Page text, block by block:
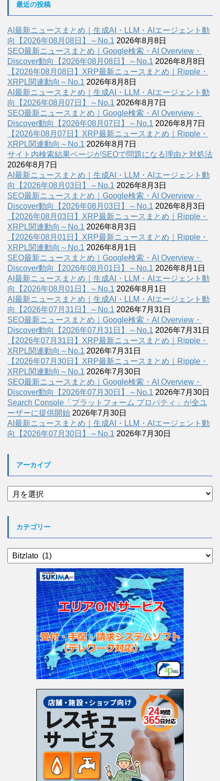
最近の投稿
AI最新ニュースまとめ｜生成AI・LLM・AIエージェント動
向【2026年08月08日】～No.1 2026年8月8日
SEO最新ニュースまとめ｜Google検索・AI Overview・
Discover動向【2026年08月08日】～No.1 2026年8月8日
【2026年08月08日】XRP最新ニュースまとめ｜Ripple・
XRPL関連動向～No.1 2026年8月8日
AI最新ニュースまとめ｜生成AI・LLM・AIエージェント動
向【2026年08月07日】～No.1 2026年8月7日
SEO最新ニュースまとめ｜Google検索・AI Overview・
Discover動向【2026年08月07日】～No.1 2026年8月7日
【2026年08月07日】XRP最新ニュースまとめ｜Ripple・
XRPL関連動向～No.1 2026年8月7日
サイト内検索結果ページがSEOで問題になる理由と対処法
2026年8月7日
AI最新ニュースまとめ｜生成AI・LLM・AIエージェント動
向【2026年08月03日】～No.1 2026年8月3日
SEO最新ニュースまとめ｜Google検索・AI Overview・
Discover動向【2026年08月03日】～No.1 2026年8月3日
【2026年08月03日】XRP最新ニュースまとめ｜Ripple・
XRPL関連動向～No.1 2026年8月3日
【2026年08月01日】XRP最新ニュースまとめ｜Ripple・
XRPL関連動向～No.1 2026年8月1日
SEO最新ニュースまとめ｜Google検索・AI Overview・
Discover動向【2026年08月01日】～No.1 2026年8月1日
AI最新ニュースまとめ｜生成AI・LLM・AIエージェント動
向【2026年08月01日】～No.1 2026年8月1日
AI最新ニュースまとめ｜生成AI・LLM・AIエージェント動
向【2026年07月31日】～No.1 2026年7月31日
SEO最新ニュースまとめ｜Google検索・AI Overview・
Discover動向【2026年07月31日】～No.1 2026年7月31日
【2026年07月31日】XRP最新ニュースまとめ｜Ripple・
XRPL関連動向～No.1 2026年7月31日
【2026年07月30日】XRP最新ニュースまとめ｜Ripple・
XRPL関連動向～No.1 2026年7月30日
SEO最新ニュースまとめ｜Google検索・AI Overview・
Discover動向【2026年07月30日】～No.1 2026年7月30日
Search Console「プラットフォーム プロパティ」が全ユ
ーザーに提供開始 2026年7月30日
AI最新ニュースまとめ｜生成AI・LLM・AIエージェント動
向【2026年07月30日】～No.1 2026年7月30日
アーカイブ
ア
ー
カテゴリー
カ
テ